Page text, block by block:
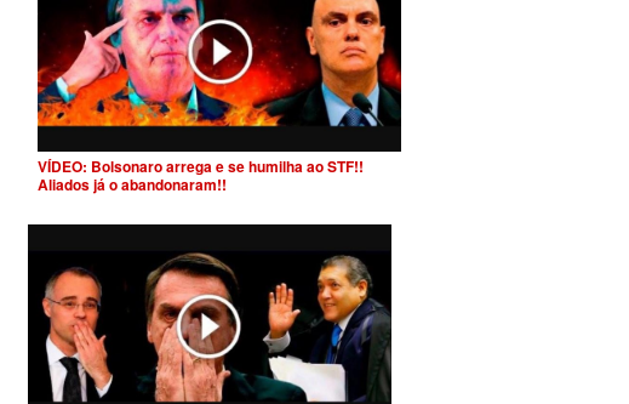
VÍDEO: Bolsonaro arrega e se humilha ao STF!!
Aliados já o abandonaram!!